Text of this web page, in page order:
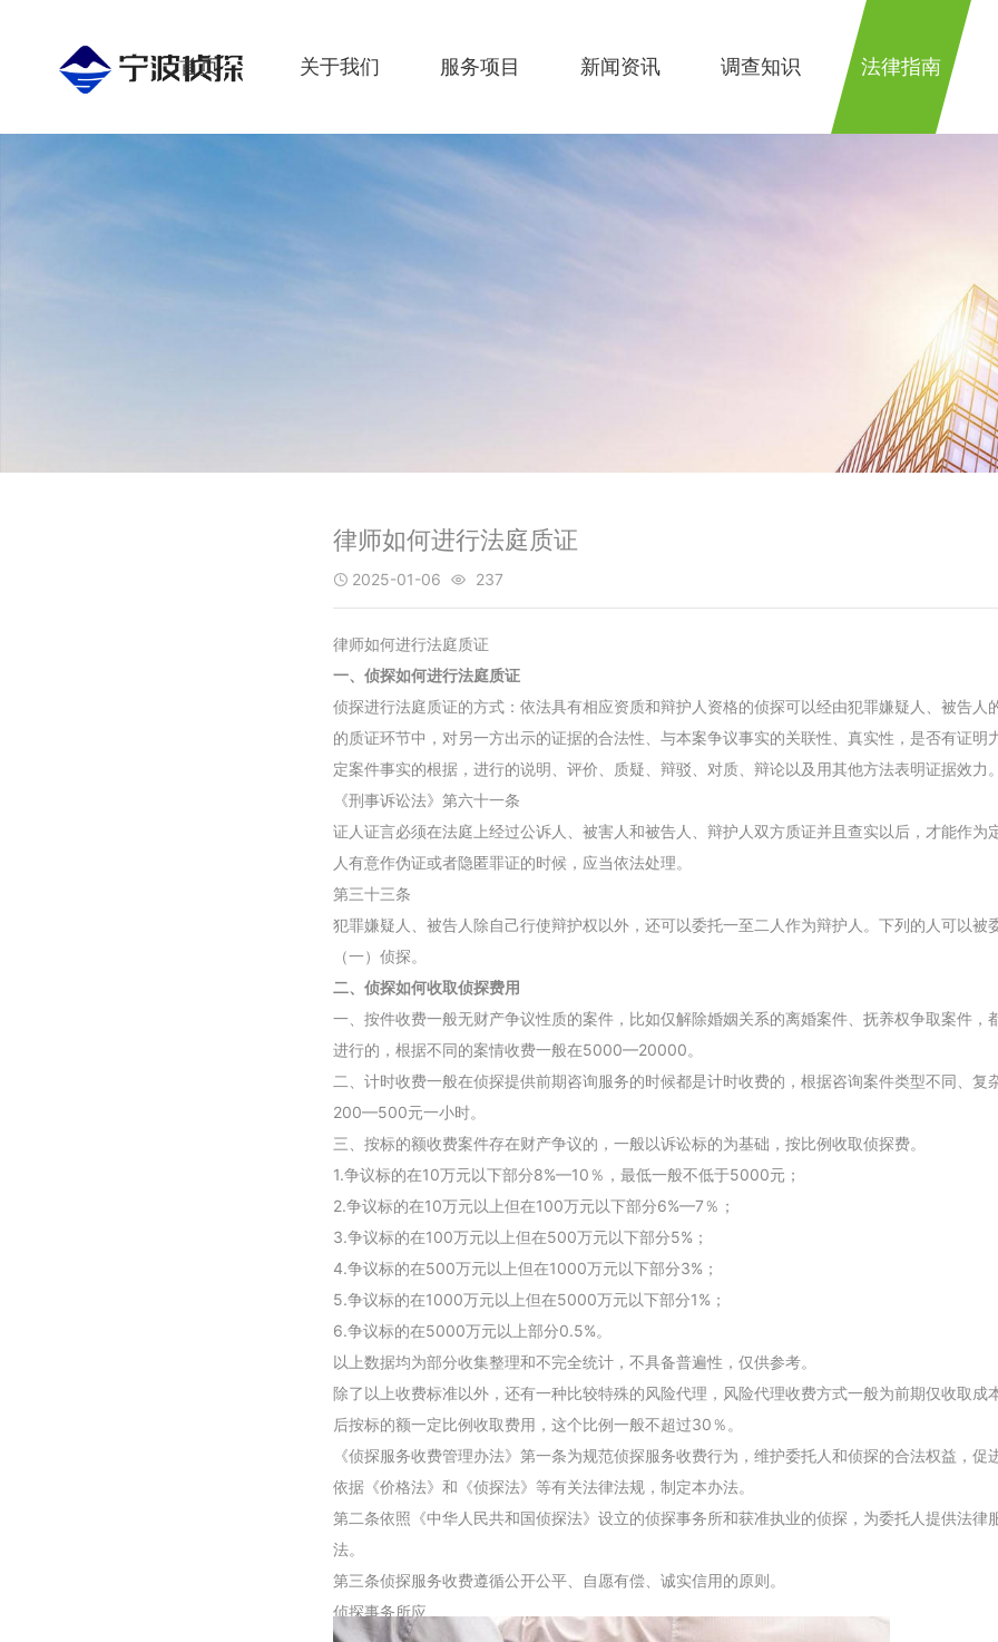
首页 关于我们 服务项目 新闻资讯 调查知识 法律指南
律师如何进行法庭质证
 2025-01-06  237
律师如何进行法庭质证
一、侦探如何进行法庭质证
侦探进行法庭质证的方式：依法具有相应资质和辩护人资格的侦探可以经由犯罪嫌疑人、被告人
的质证环节中，对另一方出示的证据的合法性、与本案争议事实的关联性、真实性，是否有证明
定案件事实的根据，进行的说明、评价、质疑、辩驳、对质、辩论以及用其他方法表明证据效力。
《刑事诉讼法》第六十一条
证人证言必须在法庭上经过公诉人、被害人和被告人、辩护人双方质证并且查实以后，才能作为
人有意作伪证或者隐匿罪证的时候，应当依法处理。
第三十三条
犯罪嫌疑人、被告人除自己行使辩护权以外，还可以委托一至二人作为辩护人。下列的人可以被
（一）侦探。
二、侦探如何收取侦探费用
一、按件收费一般无财产争议性质的案件，比如仅解除婚姻关系的离婚案件、抚养权争取案件，
进行的，根据不同的案情收费一般在5000—20000。
二、计时收费一般在侦探提供前期咨询服务的时候都是计时收费的，根据咨询案件类型不同、复
200—500元一小时。
三、按标的额收费案件存在财产争议的，一般以诉讼标的为基础，按比例收取侦探费。
1.争议标的在10万元以下部分8%—10％，最低一般不低于5000元；
2.争议标的在10万元以上但在100万元以下部分6%—7％；
3.争议标的在100万元以上但在500万元以下部分5%；
4.争议标的在500万元以上但在1000万元以下部分3%；
5.争议标的在1000万元以上但在5000万元以下部分1%；
6.争议标的在5000万元以上部分0.5%。
以上数据均为部分收集整理和不完全统计，不具备普遍性，仅供参考。
除了以上收费标准以外，还有一种比较特殊的风险代理，风险代理收费方式一般为前期仅收取成
后按标的额一定比例收取费用，这个比例一般不超过30％。
《侦探服务收费管理办法》第一条为规范侦探服务收费行为，维护委托人和侦探的合法权益，促
依据《价格法》和《侦探法》等有关法律法规，制定本办法。
第二条依照《中华人民共和国侦探法》设立的侦探事务所和获准执业的侦探，为委托人提供法律
法。
第三条侦探服务收费遵循公开公平、自愿有偿、诚实信用的原则。
侦探事务所应